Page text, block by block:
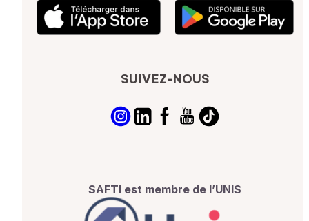
SUIVEZ-NOUS
SAFTI est membre de l’UNIS